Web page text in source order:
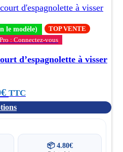
le modèle) TOP VENTE
Pro : Connectez-vous
d’espagnolette à visser
€ TTC
📦 4.80€